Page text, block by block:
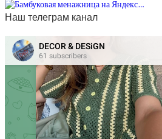
Наш телеграм канал